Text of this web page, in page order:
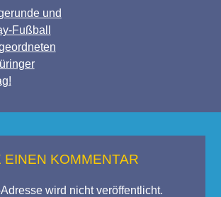
und
Fußball
EINEN KOMMENTAR
wird nicht veröffentlicht.